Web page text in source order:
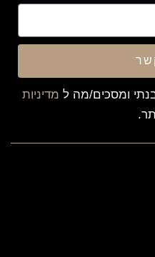
ומסכים/מה ל מדיניות